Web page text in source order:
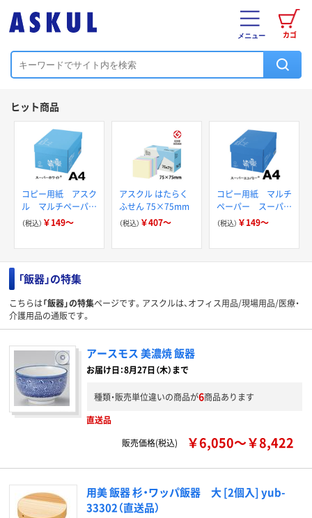
カゴ
メニュー
ヒット商品
コピー用紙 アスク
ル マルチペーパー
スーパーホワイト+
（税込） ￥149～
アスクル はたらく
ふせん 75×75mm
（税込） ￥407～
コピー用紙 マルチ
ペーパー スーパー
エコノミー+
（税込） ￥149～
「飯器」の特集
こちらは「飯器」の特集ページです。アスクルは、オフィス用品/現場用品/医療・
介護用品の通販です。
アースモス 美濃焼 飯器
お届け日：8月27日（木）まで
種類・販売単位違いの商品が6商品あります
直送品
販売価格(税込)
￥6,050～￥8,422
用美 飯器 杉・ワッパ飯器 大 [2個入] yub-
33302（直送品）